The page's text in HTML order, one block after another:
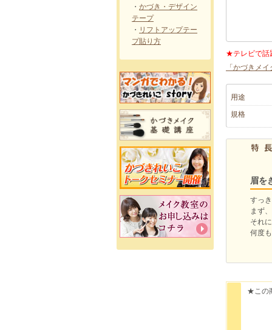
・ かづき・デザイン
テープ
・ リフトアップテー
プ貼り方
★テレビで話
「かづきメ
用途
規格
眉を
すっ
まず
それ
何度
★この